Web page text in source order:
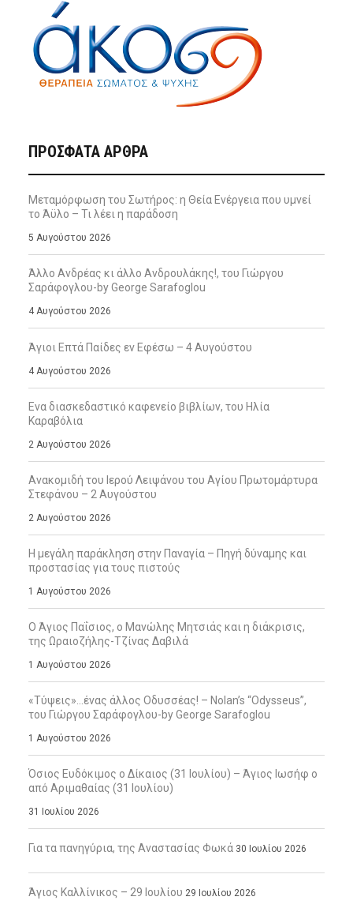
ΠΡΌΣΦΑΤΑ ΆΡΘΡΑ
Μεταμόρφωση του Σωτήρος: η Θεία Ενέργεια που υμνεί
το Άϋλο – Τι λέει η παράδοση
5 Αυγούστου 2026
Άλλο Ανδρέας κι άλλο Ανδρουλάκης!, του Γιώργου
Σαράφογλου-by George Sarafoglou
4 Αυγούστου 2026
Άγιοι Επτά Παίδες εν Εφέσω – 4 Αυγούστου
4 Αυγούστου 2026
Ενα διασκεδαστικό καφενείο βιβλίων, του Ηλία
Καραβόλια
2 Αυγούστου 2026
Ανακομιδή του Ιερού Λειψάνου του Αγίου Πρωτομάρτυρα
Στεφάνου – 2 Αυγούστου
2 Αυγούστου 2026
Η μεγάλη παράκληση στην Παναγία – Πηγή δύναμης και
προστασίας για τους πιστούς
1 Αυγούστου 2026
Ο Άγιος Παΐσιος, ο Μανώλης Μητσιάς και η διάκρισις,
της Ωραιοζήλης-Τζίνας Δαβιλά
1 Αυγούστου 2026
«Τύψεις»…ένας άλλος Οδυσσέας! – Nolan’s “Odysseus”,
του Γιώργου Σαράφογλου-by George Sarafoglou
1 Αυγούστου 2026
Όσιος Ευδόκιμος ο Δίκαιος (31 Ιουλίου) – Άγιος Ιωσήφ ο
από Αριμαθαίας (31 Ιουλίου)
31 Ιουλίου 2026
Για τα πανηγύρια, της Αναστασίας Φωκά 30 Ιουλίου 2026
Άγιος Καλλίνικος – 29 Ιουλίου 29 Ιουλίου 2026